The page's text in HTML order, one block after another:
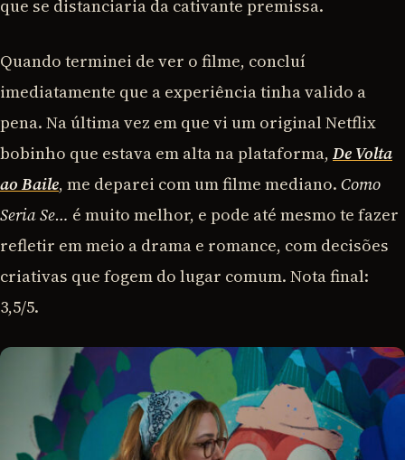
que se distanciaria da cativante premissa.
Quando terminei de ver o filme, concluí
imediatamente que a experiência tinha valido a
pena. Na última vez em que vi um original Netflix
bobinho que estava em alta na plataforma, De Volta
ao Baile, me deparei com um filme mediano. Como
Seria Se… é muito melhor, e pode até mesmo te fazer
refletir em meio a drama e romance, com decisões
criativas que fogem do lugar comum. Nota final:
3,5/5.